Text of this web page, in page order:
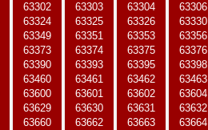
63302 63303 63304 63306
63324 63325 63326 63330
63349 63351 63353 63356
63373 63374 63375 63376
63390 63393 63395 63398
63460 63461 63462 63463
63600 63601 63602 63604
63629 63630 63631 63632
63660 63662 63663 63664